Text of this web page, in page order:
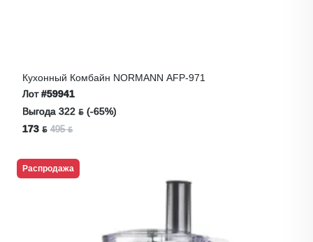
Кухонный Комбайн NORMANN AFP-971
Лот#59941
Выгода 322 ƃ (-65%)
173 ƃ 495 ƃ
Распродажа